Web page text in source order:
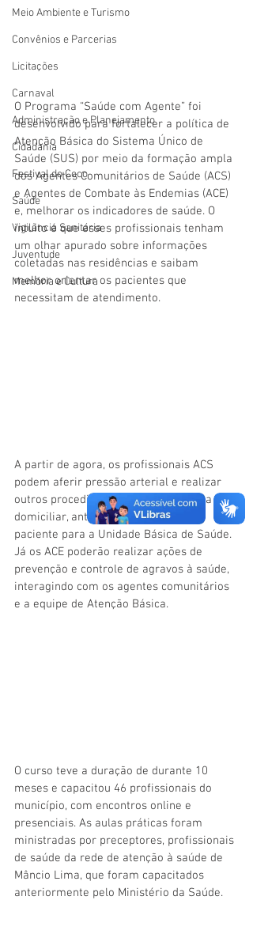
Meio Ambiente e Turismo
Convênios e Parcerias
Licitações
Carnaval
Administração e Planejamento
Cidadania
Festival do Coco
Saúde
Vigilãncia Sanitária
Juventude
Memória e Cultura
O Programa “Saúde com Agente” foi
desenvolvido para fortalecer a política de
Atenção Básica do Sistema Único de
Saúde (SUS) por meio da formação ampla
dos Agentes Comunitários de Saúde (ACS)
e Agentes de Combate às Endemias (ACE)
e, melhorar os indicadores de saúde. O
intuito é que esses profissionais tenham
um olhar apurado sobre informações
coletadas nas residências e saibam
melhor orientar os pacientes que
necessitam de atendimento.
A partir de agora, os profissionais ACS
podem aferir pressão arterial e realizar
outros procedimentos durante a visita
domiciliar, antes de encaminhar um
paciente para a Unidade Básica de Saúde.
Já os ACE poderão realizar ações de
prevenção e controle de agravos à saúde,
interagindo com os agentes comunitários
e a equipe de Atenção Básica.
O curso teve a duração de durante 10
meses e capacitou 46 profissionais do
município, com encontros online e
presenciais. As aulas práticas foram
ministradas por preceptores, profissionais
de saúde da rede de atenção à saúde de
Mâncio Lima, que foram capacitados
anteriormente pelo Ministério da Saúde.